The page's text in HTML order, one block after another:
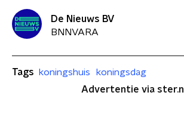
De Nieuws BV
BNNVARA
Tags koningshuis
koningsdag
Advertentie via ster.nl